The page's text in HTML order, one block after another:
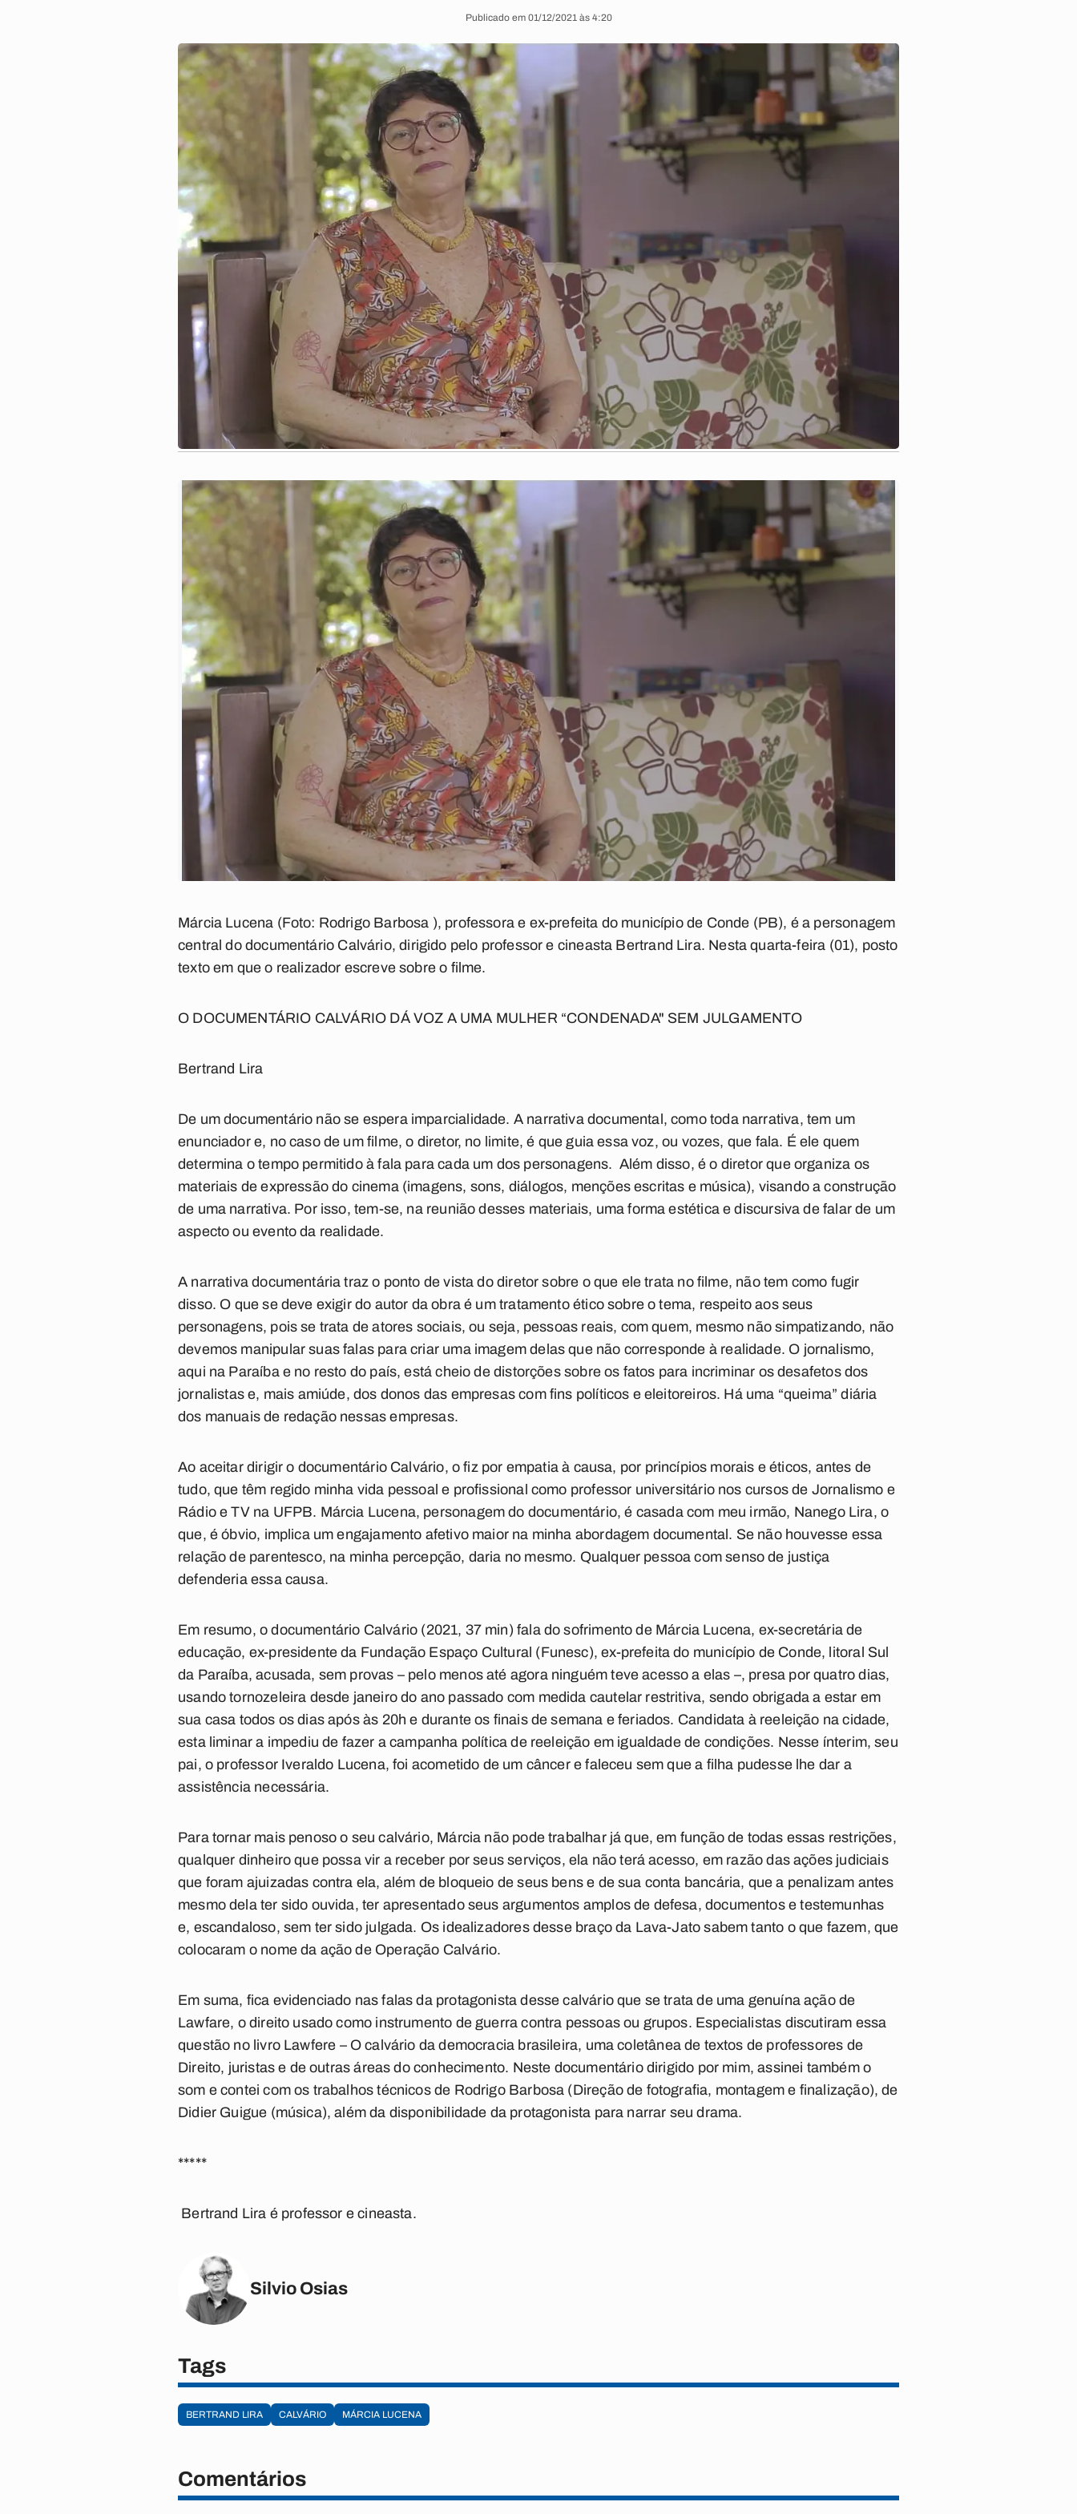
Publicado em 01/12/2021 às 4:20
Márcia Lucena (Foto: Rodrigo Barbosa ), professora e ex-prefeita do município de Conde (PB), é a personagem
central do documentário Calvário, dirigido pelo professor e cineasta Bertrand Lira. Nesta quarta-feira (01), posto
texto em que o realizador escreve sobre o filme.
O DOCUMENTÁRIO CALVÁRIO DÁ VOZ A UMA MULHER “CONDENADA" SEM JULGAMENTO
Bertrand Lira
De um documentário não se espera imparcialidade. A narrativa documental, como toda narrativa, tem um
enunciador e, no caso de um filme, o diretor, no limite, é que guia essa voz, ou vozes, que fala. É ele quem
determina o tempo permitido à fala para cada um dos personagens. Além disso, é o diretor que organiza os
materiais de expressão do cinema (imagens, sons, diálogos, menções escritas e música), visando a construção
de uma narrativa. Por isso, tem-se, na reunião desses materiais, uma forma estética e discursiva de falar de um
aspecto ou evento da realidade.
A narrativa documentária traz o ponto de vista do diretor sobre o que ele trata no filme, não tem como fugir
disso. O que se deve exigir do autor da obra é um tratamento ético sobre o tema, respeito aos seus
personagens, pois se trata de atores sociais, ou seja, pessoas reais, com quem, mesmo não simpatizando, não
devemos manipular suas falas para criar uma imagem delas que não corresponde à realidade. O jornalismo,
aqui na Paraíba e no resto do país, está cheio de distorções sobre os fatos para incriminar os desafetos dos
jornalistas e, mais amiúde, dos donos das empresas com fins políticos e eleitoreiros. Há uma “queima” diária
dos manuais de redação nessas empresas.
Ao aceitar dirigir o documentário Calvário, o fiz por empatia à causa, por princípios morais e éticos, antes de
tudo, que têm regido minha vida pessoal e profissional como professor universitário nos cursos de Jornalismo e
Rádio e TV na UFPB. Márcia Lucena, personagem do documentário, é casada com meu irmão, Nanego Lira, o
que, é óbvio, implica um engajamento afetivo maior na minha abordagem documental. Se não houvesse essa
relação de parentesco, na minha percepção, daria no mesmo. Qualquer pessoa com senso de justiça
defenderia essa causa.
Em resumo, o documentário Calvário (2021, 37 min) fala do sofrimento de Márcia Lucena, ex-secretária de
educação, ex-presidente da Fundação Espaço Cultural (Funesc), ex-prefeita do município de Conde, litoral Sul
da Paraíba, acusada, sem provas – pelo menos até agora ninguém teve acesso a elas –, presa por quatro dias,
usando tornozeleira desde janeiro do ano passado com medida cautelar restritiva, sendo obrigada a estar em
sua casa todos os dias após às 20h e durante os finais de semana e feriados. Candidata à reeleição na cidade,
esta liminar a impediu de fazer a campanha política de reeleição em igualdade de condições. Nesse ínterim, seu
pai, o professor Iveraldo Lucena, foi acometido de um câncer e faleceu sem que a filha pudesse lhe dar a
assistência necessária.
Para tornar mais penoso o seu calvário, Márcia não pode trabalhar já que, em função de todas essas restrições,
qualquer dinheiro que possa vir a receber por seus serviços, ela não terá acesso, em razão das ações judiciais
que foram ajuizadas contra ela, além de bloqueio de seus bens e de sua conta bancária, que a penalizam antes
mesmo dela ter sido ouvida, ter apresentado seus argumentos amplos de defesa, documentos e testemunhas
e, escandaloso, sem ter sido julgada. Os idealizadores desse braço da Lava-Jato sabem tanto o que fazem, que
colocaram o nome da ação de Operação Calvário.
Em suma, fica evidenciado nas falas da protagonista desse calvário que se trata de uma genuína ação de
Lawfare, o direito usado como instrumento de guerra contra pessoas ou grupos. Especialistas discutiram essa
questão no livro Lawfere – O calvário da democracia brasileira, uma coletânea de textos de professores de
Direito, juristas e de outras áreas do conhecimento. Neste documentário dirigido por mim, assinei também o
som e contei com os trabalhos técnicos de Rodrigo Barbosa (Direção de fotografia, montagem e finalização), de
Didier Guigue (música), além da disponibilidade da protagonista para narrar seu drama.
*****
Bertrand Lira é professor e cineasta.
Silvio Osias
Tags
BERTRAND LIRA CALVÁRIO MÁRCIA LUCENA
Comentários